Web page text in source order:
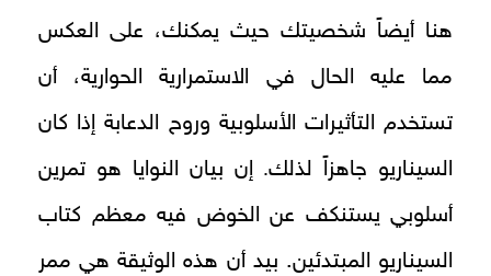
هنا أيضاً شخصيتك حيث يمكنك، على العكس
مما عليه الحال في الاستمرارية الحوارية، أن
تستخدم التأثيرات الأسلوبية وروح الدعابة إذا كان
السيناريو جاهزاً لذلك. إن بيان النوايا هو تمرين
أسلوبي يستنكف عن الخوض فيه معظم كتاب
السيناريو المبتدئين. بيد أن هذه الوثيقة هي ممر